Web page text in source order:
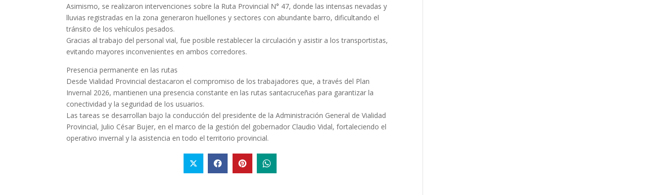
Asimismo, se realizaron intervenciones sobre la Ruta Provincial N° 47, donde las intensas nevadas y
lluvias registradas en la zona generaron huellones y sectores con abundante barro, dificultando el
tránsito de los vehículos pesados.
Gracias al trabajo del personal vial, fue posible restablecer la circulación y asistir a los transportistas,
evitando mayores inconvenientes en ambos corredores.
Presencia permanente en las rutas
Desde Vialidad Provincial destacaron el compromiso de los trabajadores que, a través del Plan
Invernal 2026, mantienen una presencia constante en las rutas santacruceñas para garantizar la
conectividad y la seguridad de los usuarios.
Las tareas se desarrollan bajo la conducción del presidente de la Administración General de Vialidad
Provincial, Julio César Bujer, en el marco de la gestión del gobernador Claudio Vidal, fortaleciendo el
operativo invernal y la asistencia en todo el territorio provincial.